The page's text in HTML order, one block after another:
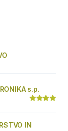
s.p.
IN